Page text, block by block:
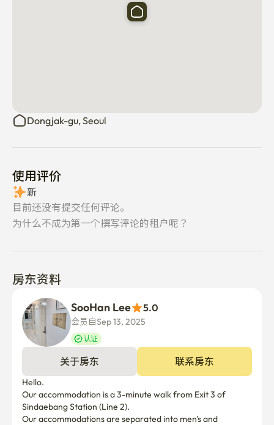
Dongjak-gu, Seoul
使用评价
新
目前还没有提交任何评论。
为什么不成为第一个撰写评论的租户呢？
房东资料
SooHan Lee 5.0
会员自Sep 13, 2025
认证
关于房东 联系房东
Hello.
Our accommodation is a 3-minute walk from Exit 3 of
Sindaebang Station (Line 2).
Our accommodations are separated into men's and